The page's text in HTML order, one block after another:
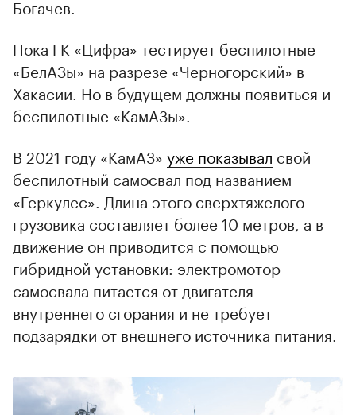
Богачев.
Пока ГК «Цифра» тестирует беспилотные
«БелАЗы» на разрезе «Черногорский» в
Хакасии. Но в будущем должны появиться и
беспилотные «КамАЗы».
В 2021 году «КамАЗ» уже показывал свой
беспилотный самосвал под названием
«Геркулес». Длина этого сверхтяжелого
грузовика составляет более 10 метров, а в
движение он приводится с помощью
гибридной установки: электромотор
самосвала питается от двигателя
внутреннего сгорания и не требует
подзарядки от внешнего источника питания.